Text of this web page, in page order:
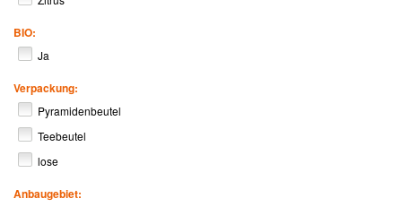
BIO:
Ja
Verpackung:
Pyramidenbeutel
Teebeutel
lose
Anbaugebiet: